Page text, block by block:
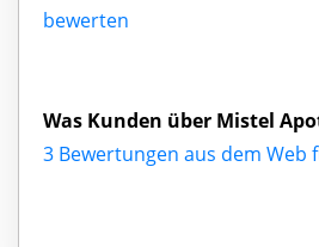
bewerten
Was Kunden über Mistel
3 Bewertungen aus dem Web